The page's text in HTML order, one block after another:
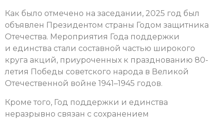
Как было отмечено на заседании, 2025 год был
объявлен Президентом страны Годом защитника
Отечества. Мероприятия Года поддержки
и единства стали составной частью широкого
круга акций, приуроченных к празднованию 80-
летия Победы советского народа в Великой
Отечественной войне 1941–1945 годов.
Кроме того, Год поддержки и единства
неразрывно связан с сохранением